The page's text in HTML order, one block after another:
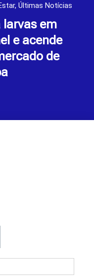
, Últimas Notícias
em
e acende
de